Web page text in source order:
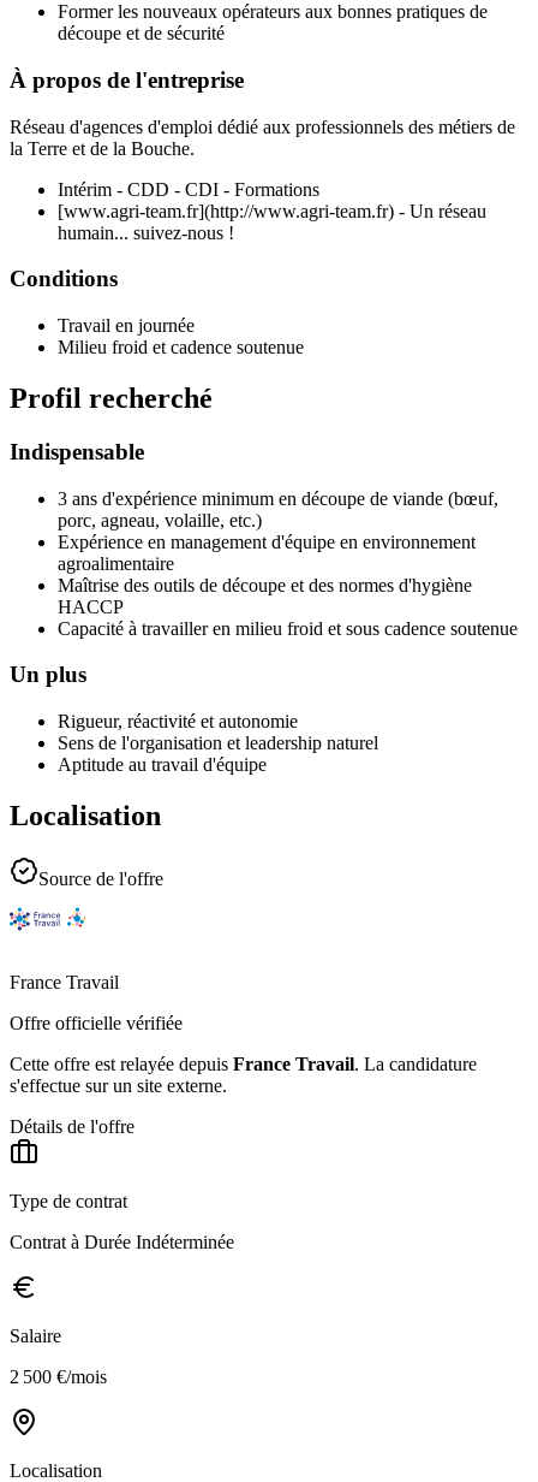
Former les nouveaux opérateurs aux bonnes pratiques de
découpe et de sécurité
À propos de l'entreprise
Réseau d'agences d'emploi dédié aux professionnels des métiers de
la Terre et de la Bouche.
Intérim - CDD - CDI - Formations
[www.agri-team.fr](http://www.agri-team.fr) - Un réseau
humain... suivez-nous !
Conditions
Travail en journée
Milieu froid et cadence soutenue
Profil recherché
Indispensable
3 ans d'expérience minimum en découpe de viande (bœuf,
porc, agneau, volaille, etc.)
Expérience en management d'équipe en environnement
agroalimentaire
Maîtrise des outils de découpe et des normes d'hygiène
HACCP
Capacité à travailler en milieu froid et sous cadence soutenue
Un plus
Rigueur, réactivité et autonomie
Sens de l'organisation et leadership naturel
Aptitude au travail d'équipe
Localisation
Source de l'offre
France Travail
Offre officielle vérifiée
Cette offre est relayée depuis France Travail. La candidature
s'effectue sur un site externe.
Détails de l'offre
Type de contrat
Contrat à Durée Indéterminée
Salaire
2 500 €/mois
Localisation